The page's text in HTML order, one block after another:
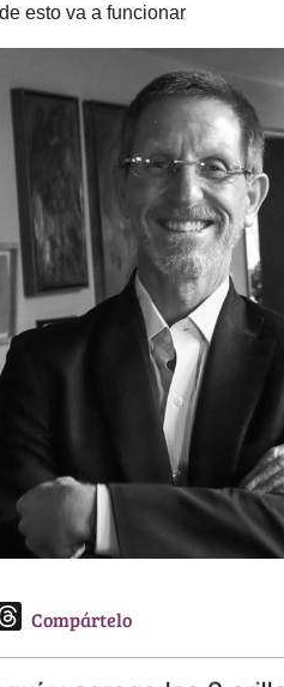
esto va a funcionar
TCompártelo